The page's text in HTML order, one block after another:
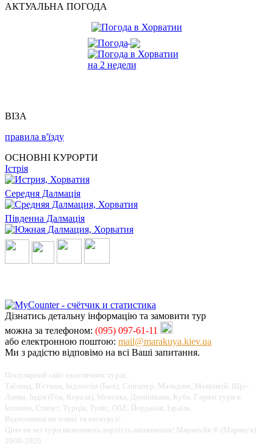
АКТУАЛЬНА ПОГОДА
ВІЗА
правила в'їзду
ОСНОВНІ КУРОРТИ
Істрія
Середня Далмація
Південна Далмація
Дізнатись детальну інформацію та замовити тур
можна за телефоном: (095) 097-61-11
або електронною поштою: mail@marakuya.kiev.ua
Ми з радістю відповімо на всі Ваші запитання.
Популярний сайт екзотичних турів:
Таїланд, В'єтнам, Індонезія (Балі), Сінгапур, Мальдіви, Маврикій, Шрі-
Ланка, Індія (Гоа, Керала), Мексика, Домінікана, Куба. Гарячі тури в
Іспанію, Єгипет, Турція, Туніс, ОАЕ, Йорданія, Ізраїль.
Відпочинок на пляжі та екскурсії.
Ціни на всі тури включають вартість авіаквитків! Маракуйя ® (Маракуя)
2008-2026